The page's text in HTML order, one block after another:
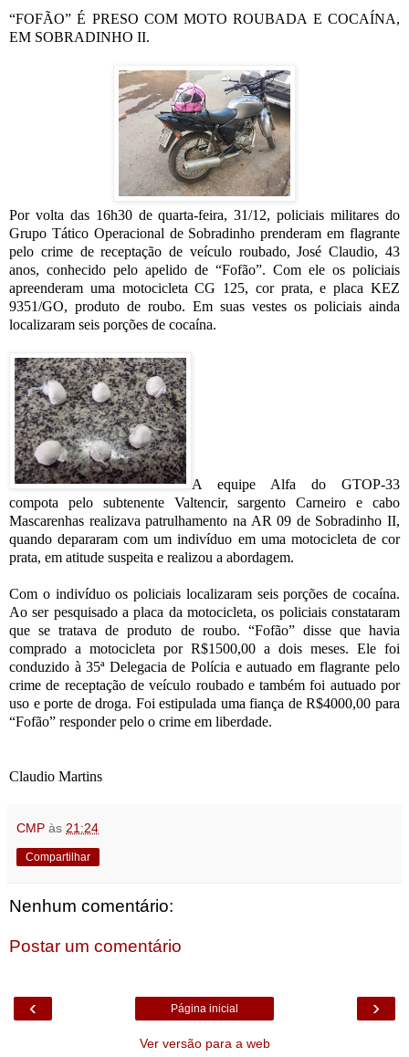
“FOFÃO” É PRESO COM MOTO ROUBADA E COCAÍNA,
EM SOBRADINHO II.
Por volta das 16h30 de quarta-feira, 31/12, policiais militares do
Grupo Tático Operacional de Sobradinho prenderam em flagrante
pelo crime de receptação de veículo roubado, José Claudio, 43
anos, conhecido pelo apelido de “Fofão”. Com ele os policiais
apreenderam uma motocicleta CG 125, cor prata, e placa KEZ
9351/GO, produto de roubo. Em suas vestes os policiais ainda
localizaram seis porções de cocaína.
A equipe Alfa do GTOP-33
compota pelo subtenente Valtencir, sargento Carneiro e cabo
Mascarenhas realizava patrulhamento na AR 09 de Sobradinho II,
quando depararam com um indivíduo em uma motocicleta de cor
prata, em atitude suspeita e realizou a abordagem.
Com o indivíduo os policiais localizaram seis porções de cocaína.
Ao ser pesquisado a placa da motocicleta, os policiais constataram
que se tratava de produto de roubo. “Fofão” disse que havia
comprado a motocicleta por R$1500,00 a dois meses. Ele foi
conduzido à 35ª Delegacia de Polícia e autuado em flagrante pelo
crime de receptação de veículo roubado e também foi autuado por
uso e porte de droga. Foi estipulada uma fiança de R$4000,00 para
“Fofão” responder pelo o crime em liberdade.
Claudio Martins
CMP às 21:24
Compartilhar
Nenhum comentário:
Postar um comentário
‹ ›
Página inicial
Ver versão para a web